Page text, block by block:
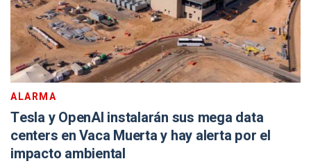
ALARMA
Tesla y OpenAI instalarán sus mega data
centers en Vaca Muerta y hay alerta por el
impacto ambiental